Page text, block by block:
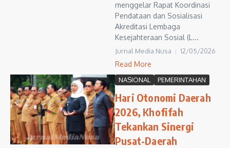
menggelar Rapat Koordinasi
Pendataan dan Sosialisasi
Akreditasi Lembaga
Kesejahteraan Sosial (L...
Jurnal Media Nusa 12/05/2026
Read More
NASIONAL PEMERINTAHAN
Hari Otonomi Daerah
2026, Khofifah
Tekankan Sinergi
Pusat-Daerah